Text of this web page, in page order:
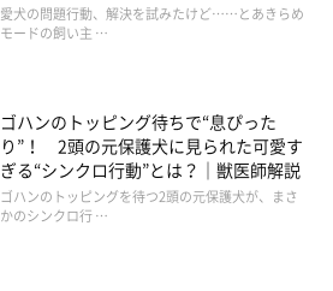
愛犬の問題行動、解決を試みたけど……とあきらめ
モードの飼い主 …
ゴハンのトッピング待ちで“息ぴった
り”！ 2頭の元保護犬に見られた可愛す
ぎる“シンクロ行動”とは？｜獣医師解説
ゴハンのトッピングを待つ2頭の元保護犬が、まさ
かのシンクロ行 …